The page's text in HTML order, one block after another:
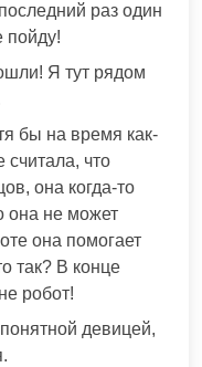
раз один
пойду!
Я тут рядом
бы на время как-
что
она когда-то
она не может
она помогает
так? В конце
робот!
девицей,